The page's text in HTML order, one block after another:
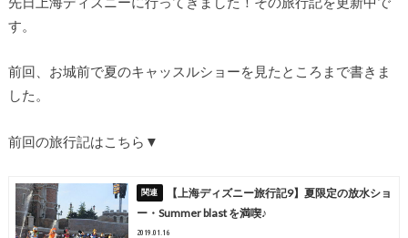
す。
前回、お城前で夏のキャッスルショーを見たところまで書きま
した。
前回の旅行記はこちら▼
【上海ディズニー旅行記9】夏限定の放水ショ
ー・Summer blast を満喫♪
2019.01.16